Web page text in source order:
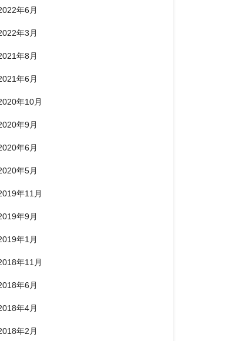
年6月
年3月
年8月
年6月
年10月
年9月
年6月
年5月
年11月
年9月
年1月
年11月
年6月
年4月
年2月